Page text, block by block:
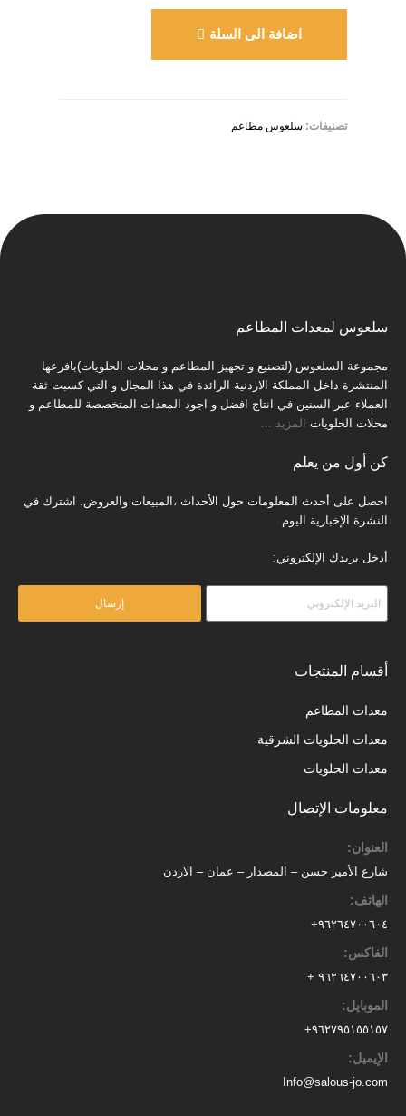
اضافة الى السلة
تصنيفات: سلعوس مطاعم
سلعوس لمعدات المطاعم
مجموعة السلعوس (لتصنيع و تجهيز المطاعم و محلات الحلويات)بافرعها
المنتشرة داخل المملكة الاردنية الرائدة في هذا المجال و التي كسبت ثقة
العملاء عبر السنين في انتاج افضل و اجود المعدات المتخصصة للمطاعم و
محلات الحلويات المزيد
كن أول من يعلم
احصل على أحدث المعلومات حول الأحداث ،المبيعات والعروض. اشترك في
النشرة الإخبارية اليوم
أدخل بريدك الإلكتروني:
إرسال
أقسام المنتجات
معدات المطاعم
معدات الحلويات الشرقية
معدات الحلويات
معلومات الإتصال
العنوان:
شارع الأمير حسن – المصدار – عمان – الاردن
الهاتف:
٩٦٢٦٤٧٠٠٦٠٤+
الفاكس:
٩٦٢٦٤٧٠٠٦٠٣ +
الموبايل:
٩٦٢٧٩٥١٥٥١٥٧+
الإيميل:
Info@salous-jo.com